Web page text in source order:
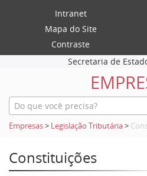
Intranet
Mapa do Site
Contraste
Secretaria de
Empresas> Legislação Tributária>
Constituições